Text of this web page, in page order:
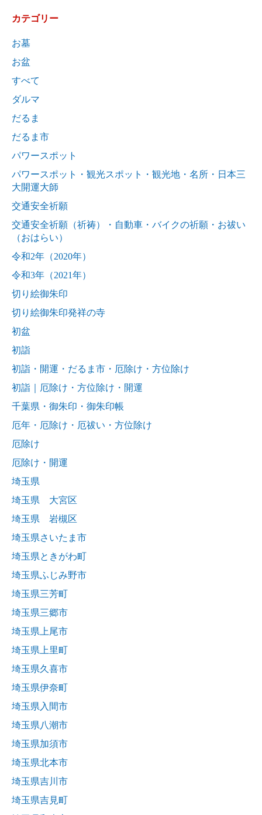
カテゴリー
お墓
お盆
すべて
ダルマ
だるま
だるま市
パワースポット
パワースポット・観光スポット・観光地・名所・日本三
大開運大師
交通安全祈願
交通安全祈願（祈祷）・自動車・バイクの祈願・お祓い
（おはらい）
令和2年（2020年）
令和3年（2021年）
切り絵御朱印
切り絵御朱印発祥の寺
初盆
初詣
初詣・開運・だるま市・厄除け・方位除け
初詣｜厄除け・方位除け・開運
千葉県・御朱印・御朱印帳
厄年・厄除け・厄祓い・方位除け
厄除け
厄除け・開運
埼玉県
埼玉県 大宮区
埼玉県 岩槻区
埼玉県さいたま市
埼玉県ときがわ町
埼玉県ふじみ野市
埼玉県三芳町
埼玉県三郷市
埼玉県上尾市
埼玉県上里町
埼玉県久喜市
埼玉県伊奈町
埼玉県入間市
埼玉県八潮市
埼玉県加須市
埼玉県北本市
埼玉県吉川市
埼玉県吉見町